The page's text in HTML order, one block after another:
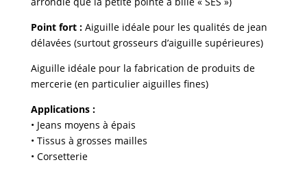
Point fort : Aiguille idéale pour les qualités de jean
délavées (surtout grosseurs d’aiguille supérieures)
Aiguille idéale pour la fabrication de produits de
mercerie (en particulier aiguilles fines)
Applications :
• Jeans moyens à épais
• Tissus à grosses mailles
• Corsetterie